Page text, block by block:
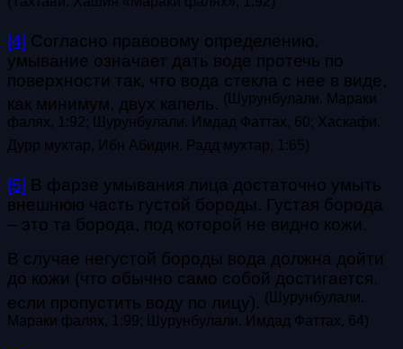
[4] Согласно правовому определению,
умывание означает дать воде протечь по
поверхности так, что вода стекла с нее в виде,
как минимум, двух капель. (Шурунбулали. Мараки
фалях, 1:92; Шурунбулали. Имдад Фаттах, 60; Хаскафи.
Дурр мухтар, Ибн Абидин. Радд мухтар, 1:65)
[5] В фарзе умывания лица достаточно умыть
внешнюю часть густой бороды. Густая борода
– это та борода, под которой не видно кожи.
В случае негустой бороды вода должна дойти
до кожи (что обычно само собой достигается,
если пропустить воду по лицу). (Шурунбулали.
Мараки фалях, 1:99; Шурунбулали. Имдад Фаттах, 64)